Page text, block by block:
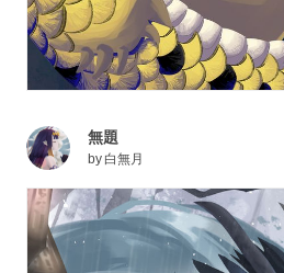
無題
by 白無月